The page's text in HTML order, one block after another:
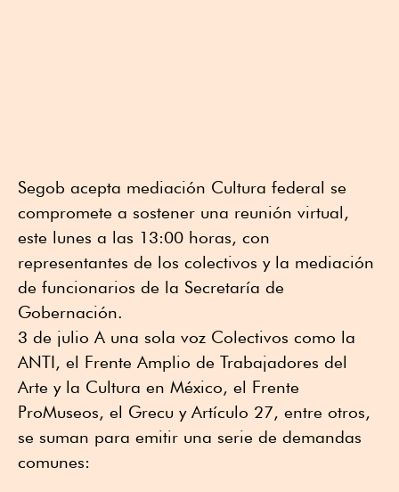
Segob acepta mediación Cultura federal se
compromete a sostener una reunión virtual,
este lunes a las 13:00 horas, con
representantes de los colectivos y la mediación
de funcionarios de la Secretaría de
Gobernación.
3 de julio A una sola voz Colectivos como la
ANTI, el Frente Amplio de Trabajadores del
Arte y la Cultura en México, el Frente
ProMuseos, el Grecu y Artículo 27, entre otros,
se suman para emitir una serie de demandas
comunes: